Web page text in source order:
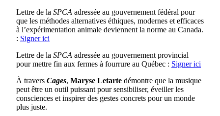
Lettre de la SPCA adressée au gouvernement fédéral pour
que les méthodes alternatives éthiques, modernes et efficaces
à l’expérimentation animale deviennent la norme au Canada.
: Signer ici
Lettre de la SPCA adressée au gouvernement provincial
pour mettre fin aux fermes à fourrure au Québec : Signer ici
À travers Cages, Maryse Letarte démontre que la musique
peut être un outil puissant pour sensibiliser, éveiller les
consciences et inspirer des gestes concrets pour un monde
plus juste.